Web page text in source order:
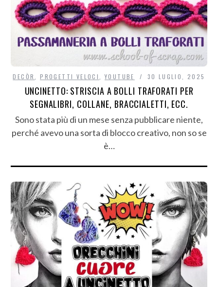
DECÒR ,PROGETTI VELOCI YOUTUBE 30 LUGLIO, 2025
UNCINETTO: STRISCIA A BOLLI TRAFORATI PER
SEGNALIBRI, COLLANE, BRACCIALETTI, ECC.
Sono stata più di un mese senza pubblicare niente,
perché avevo una sorta di blocco creativo, non so se
è…